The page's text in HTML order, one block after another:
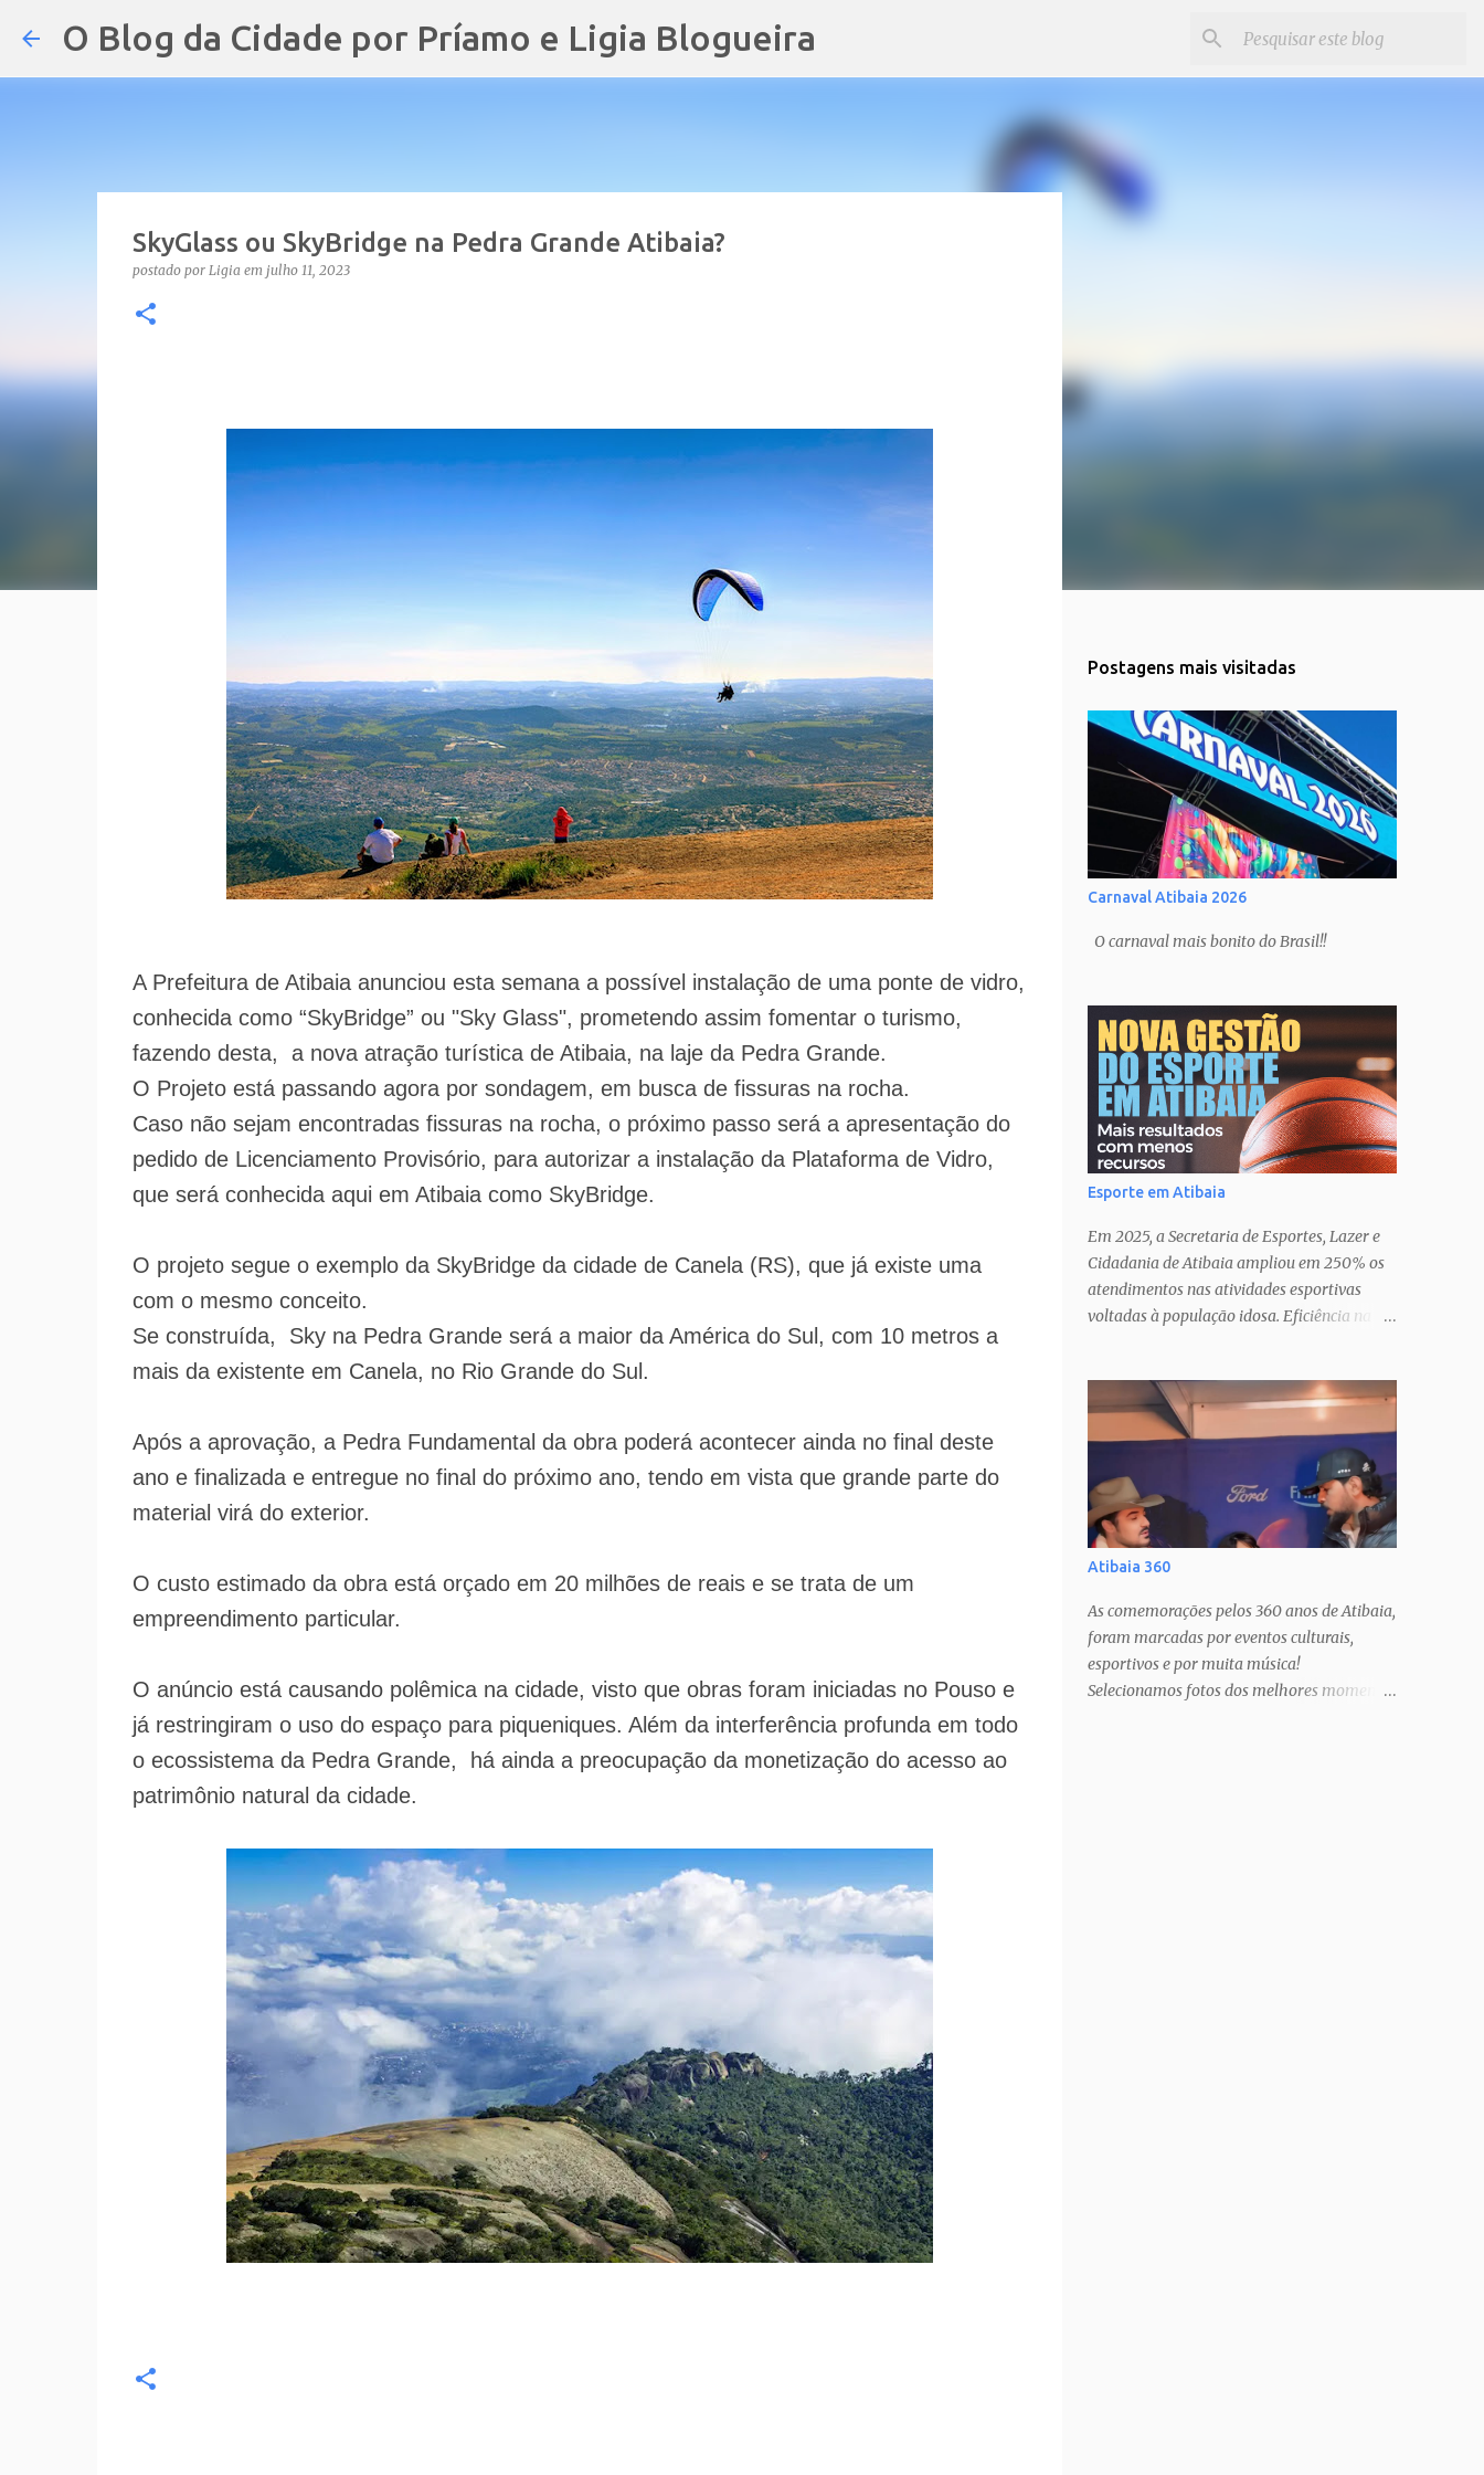
Pular para o conteúdo principal
O Blog da Cidade por Príamo e Ligia Blogueira
SkyGlass ou SkyBridge na Pedra Grande Atibaia?
postado por Ligia em julho 11, 2023
A Prefeitura de Atibaia anunciou esta semana a possível instalação de uma ponte de vidro,
conhecida como “SkyBridge” ou "Sky Glass", prometendo assim fomentar o turismo,
fazendo desta, a nova atração turística de Atibaia, na laje da Pedra Grande.
O Projeto está passando agora por sondagem, em busca de fissuras na rocha.
Caso não sejam encontradas fissuras na rocha, o próximo passo será a apresentação do
pedido de Licenciamento Provisório, para autorizar a instalação da Plataforma de Vidro,
que será conhecida aqui em Atibaia como SkyBridge.
O projeto segue o exemplo da SkyBridge da cidade de Canela (RS), que já existe uma
com o mesmo conceito.
Se construída, Sky na Pedra Grande será a maior da América do Sul, com 10 metros a
mais da existente em Canela, no Rio Grande do Sul.
Após a aprovação, a Pedra Fundamental da obra poderá acontecer ainda no final deste
ano e finalizada e entregue no final do próximo ano, tendo em vista que grande parte do
material virá do exterior.
O custo estimado da obra está orçado em 20 milhões de reais e se trata de um
empreendimento particular.
O anúncio está causando polêmica na cidade, visto que obras foram iniciadas no Pouso e
já restringiram o uso do espaço para piqueniques. Além da interferência profunda em todo
o ecossistema da Pedra Grande, há ainda a preocupação da monetização do acesso ao
patrimônio natural da cidade.
Postagens mais visitadas
Carnaval Atibaia 2026
O carnaval mais bonito do Brasil!!
Esporte em Atibaia
Em 2025, a Secretaria de Esportes, Lazer e
Cidadania de Atibaia ampliou em 250% os
atendimentos nas atividades esportivas
voltadas à população idosa. Eficiência na
resultados. Uma atuação que fortalece o
esporte como política pública de inclusão,
saúde e cidadania em Atibaia.
Atibaia 360
As comemorações pelos 360 anos de Atibaia,
foram marcadas por eventos culturais,
esportivos e por muita música!
Selecionamos fotos dos melhores momentos